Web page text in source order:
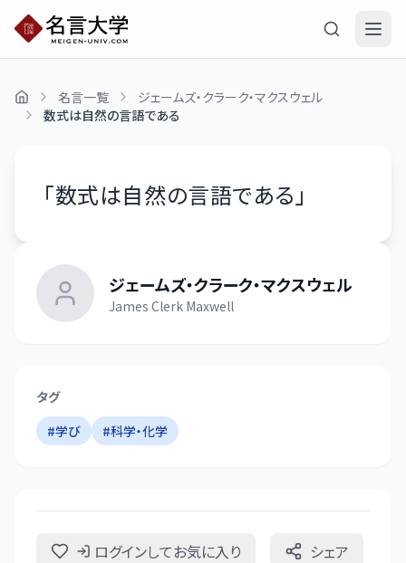
名言一覧
ジェームズ・クラーク・マクスウェル
数式は自然の言語である
「数式は自然の言語である 」
ジェームズ・クラーク・マクスウェル
James Clerk Maxwell
タグ
#学び #科学・化学
ログインしてお気に入り シェア